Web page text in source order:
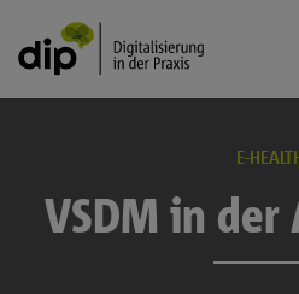
E-
VSDM in der